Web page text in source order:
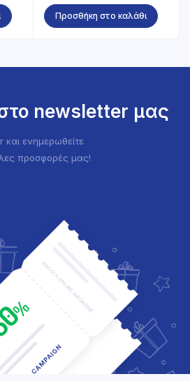
was:
τιμή
Προσθήκη στο καλάθι
newsletter μας
και ενημερωθείτε
προσφορές μας!